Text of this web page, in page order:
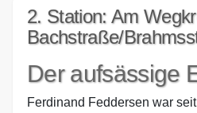
2. Station: Am
Bachstraße/
Der aufsässige
Ferdinand Feddersen war